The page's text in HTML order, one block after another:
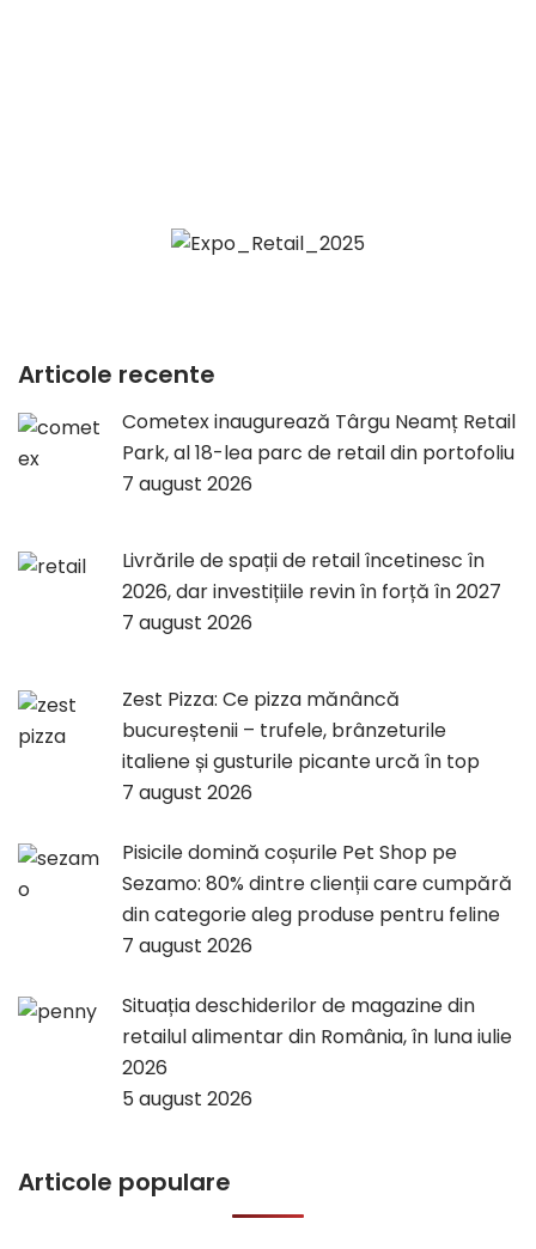
Articole recente
Cometex inaugurează Târgu Neamț Retail
Park, al 18-lea parc de retail din portofoliu
7 august 2026
Livrările de spații de retail încetinesc în
2026, dar investițiile revin în forță în 2027
7 august 2026
Zest Pizza: Ce pizza mănâncă
bucureștenii – trufele, brânzeturile
italiene și gusturile picante urcă în top
7 august 2026
Pisicile domină coșurile Pet Shop pe
Sezamo: 80% dintre clienții care cumpără
din categorie aleg produse pentru feline
7 august 2026
Situația deschiderilor de magazine din
retailul alimentar din România, în luna iulie
2026
5 august 2026
Articole populare